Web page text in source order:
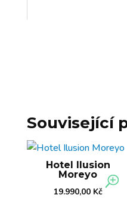
Související
Hotel Ilusion
Moreyo
19.990,00 Kč